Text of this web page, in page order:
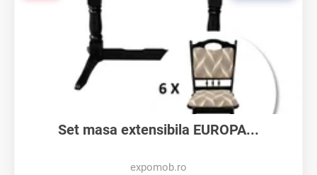
Set masa extensibila EUROPA...
expomob.ro